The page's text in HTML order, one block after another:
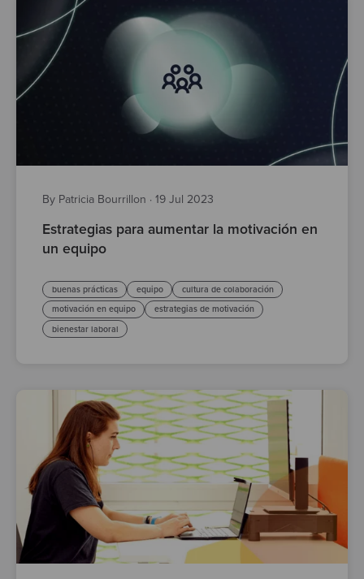
By Patricia Bourrillon · 19 Jul 2023
Estrategias para aumentar la motivación en
un equipo
buenas prácticas equipo
cultura de colaboración
motivación en equipo
estrategias de motivación
bienestar laboral